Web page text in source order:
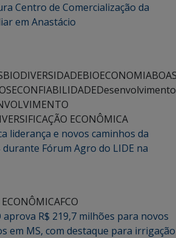
Centro de Comercialização da
em Anastácio
BIODIVERSIDADEBIOECONOMIA
CONFIABILIDADEDesenvolvimento
ECONÔMICA
liderança e novos caminhos da
Fórum Agro do LIDE na
ECONÔMICAFCO
aprova R$ 219,7 milhões para novos
em MS, com destaque para irrigação